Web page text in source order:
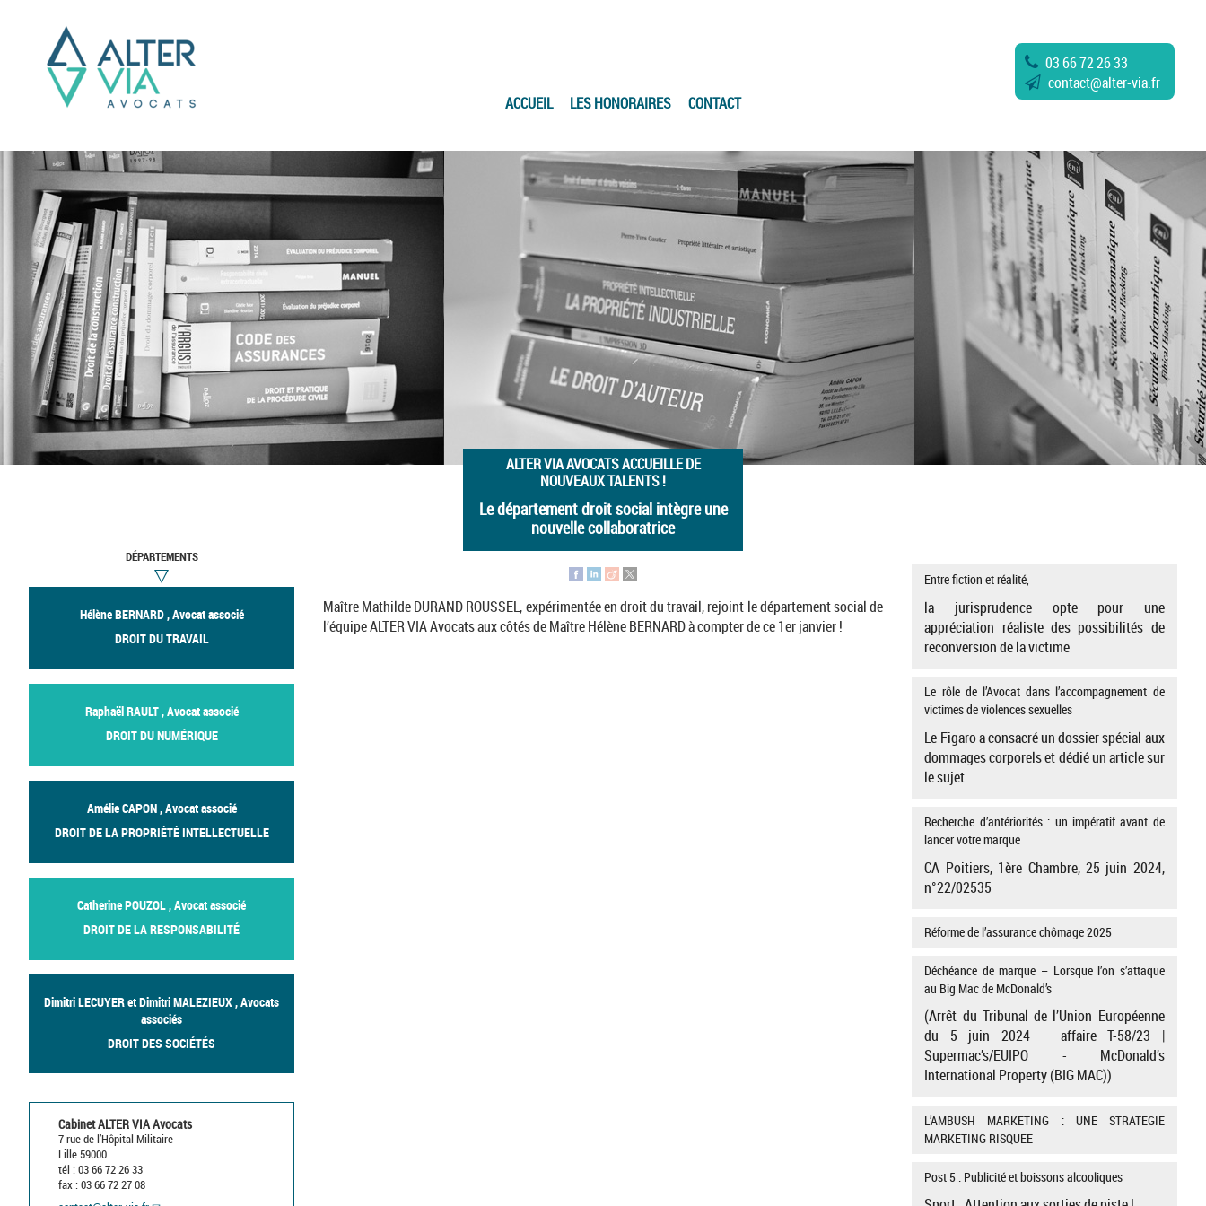
03 66 72 26 33
contact@alter-via.fr
ACCUEIL
LES HONORAIRES CONTACT
ALTER VIA AVOCATS ACCUEILLE DE
NOUVEAUX TALENTS !
Le département droit social intègre une
nouvelle collaboratrice
Maître Mathilde DURAND ROUSSEL, expérimentée en droit du travail, rejoint le département social de
l’équipe ALTER VIA Avocats aux côtés de Maître Hélène BERNARD à compter de ce 1er janvier !
Entre fiction et réalité,
la jurisprudence opte pour une
appréciation réaliste des possibilités de
reconversion de la victime
Le rôle de l’Avocat dans l’accompagnement de
victimes de violences sexuelles
Le Figaro a consacré un dossier spécial aux
dommages corporels et dédié un article sur
le sujet
Recherche d’antériorités : un impératif avant de
lancer votre marque
CA Poitiers, 1ère Chambre, 25 juin 2024,
n°22/02535
Réforme de l’assurance chômage 2025
Déchéance de marque – Lorsque l’on s’attaque
au Big Mac de McDonald’s
(Arrêt du Tribunal de l’Union Européenne
du 5 juin 2024 – affaire T-58/23 |
Supermac’s/EUIPO - McDonald’s
International Property (BIG MAC))
L’AMBUSH MARKETING : UNE STRATEGIE
MARKETING RISQUEE
Post 5 : Publicité et boissons alcooliques
DÉPARTEMENTS
Hélène BERNARD , Avocat associé
DROIT DU TRAVAIL
Raphaël RAULT , Avocat associé
DROIT DU NUMÉRIQUE
Amélie CAPON , Avocat associé
DROIT DE LA PROPRIÉTÉ INTELLECTUELLE
Catherine POUZOL , Avocat associé
DROIT DE LA RESPONSABILITÉ
Dimitri LECUYER et Dimitri MALEZIEUX , Avocats
associés
DROIT DES SOCIÉTÉS
Cabinet ALTER VIA Avocats
7 rue de l’Hôpital Militaire
Lille 59000
tél : 03 66 72 26 33
fax : 03 66 72 27 08